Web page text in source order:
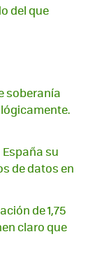
del que
soberanía
su
de datos en
de 1,75
claro que